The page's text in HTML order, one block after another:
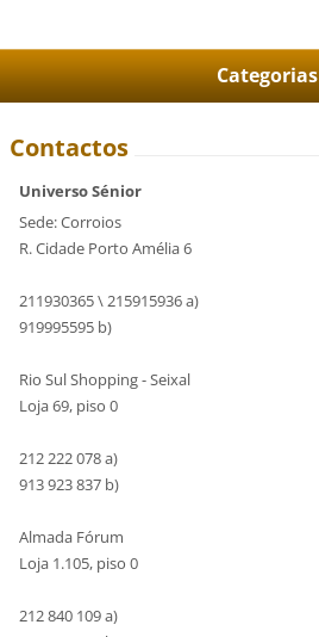
Categorias
Contactos
Universo Sénior
Sede: Corroios
R. Cidade Porto Amélia 6
211930365 \ 215915936 a)
919995595 b)
Rio Sul Shopping - Seixal
Loja 69, piso 0
212 222 078 a)
913 923 837 b)
Almada Fórum
Loja 1.105, piso 0
212 840 109 a)